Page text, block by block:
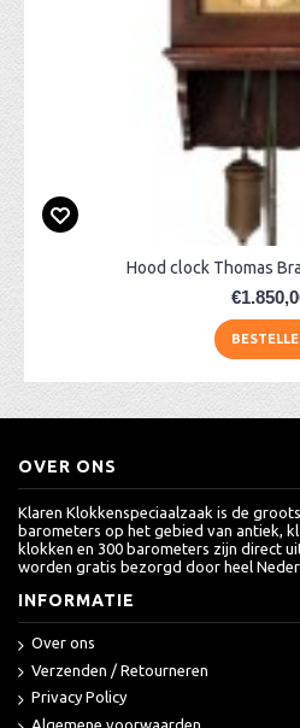
Hood clock Thomas
OVER ONS
Klaren Klokkenspeciaalzaak is de
barometers op het gebied van antiek,
klokken en 300 barometers zijn direct
worden gratis bezorgd door heel
INFORMATIE
Over ons
Verzenden / Retourneren
Privacy Policy
Algemene voorwaarden